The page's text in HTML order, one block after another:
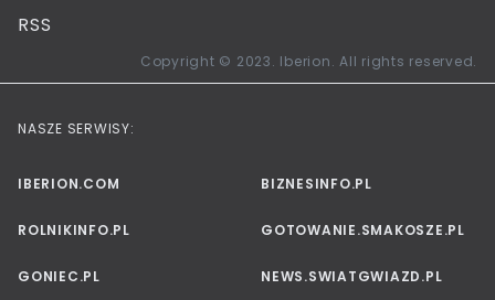
RSS
Copyright © 2023. Iberion. All rights reserved.
NASZE SERWISY:
IBERION.COM BIZNESINFO.PL
ROLNIKINFO.PL GOTOWANIE.SMAKOSZE.PL
GONIEC.PL NEWS.SWIATGWIAZD.PL